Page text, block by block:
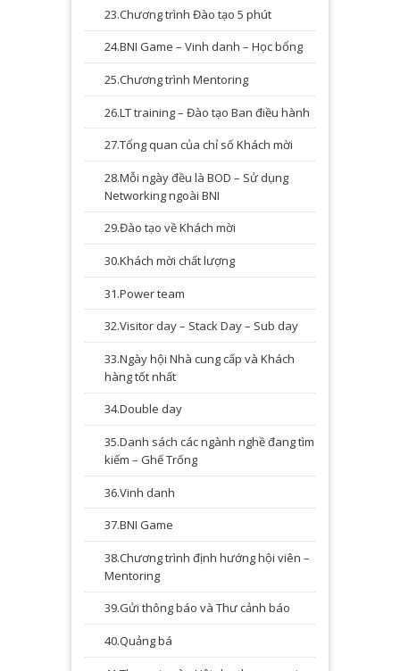
23.Chương trình Đào tạo 5 phút
24.BNI Game – Vinh danh – Học bổng
25.Chương trình Mentoring
26.LT training – Đào tạo Ban điều hành
27.Tổng quan của chỉ số Khách mời
28.Mỗi ngày đều là BOD – Sử dụng
Networking ngoài BNI
29.Đào tạo về Khách mời
30.Khách mời chất lượng
31.Power team
32.Visitor day – Stack Day – Sub day
33.Ngày hội Nhà cung cấp và Khách
hàng tốt nhất
34.Double day
35.Danh sách các ngành nghề đang tìm
kiếm – Ghế Trống
36.Vinh danh
37.BNI Game
38.Chương trình định hướng hội viên –
Mentoring
39.Gửi thông báo và Thư cảnh báo
40.Quảng bá